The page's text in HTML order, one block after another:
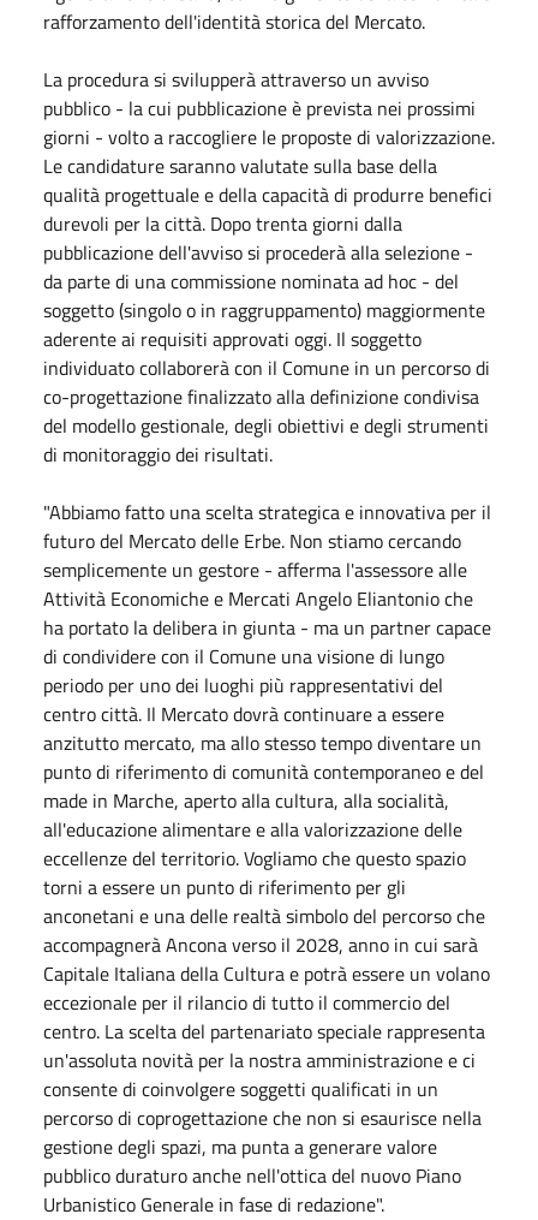
rafforzamento dell'identità storica del Mercato.
La procedura si svilupperà attraverso un avviso
pubblico - la cui pubblicazione è prevista nei prossimi
giorni - volto a raccogliere le proposte di valorizzazione.
Le candidature saranno valutate sulla base della
qualità progettuale e della capacità di produrre benefici
durevoli per la città. Dopo trenta giorni dalla
pubblicazione dell'avviso si procederà alla selezione -
da parte di una commissione nominata ad hoc - del
soggetto (singolo o in raggruppamento) maggiormente
aderente ai requisiti approvati oggi. Il soggetto
individuato collaborerà con il Comune in un percorso di
co-progettazione finalizzato alla definizione condivisa
del modello gestionale, degli obiettivi e degli strumenti
di monitoraggio dei risultati.
"Abbiamo fatto una scelta strategica e innovativa per il
futuro del Mercato delle Erbe. Non stiamo cercando
semplicemente un gestore - afferma l'assessore alle
Attività Economiche e Mercati Angelo Eliantonio che
ha portato la delibera in giunta - ma un partner capace
di condividere con il Comune una visione di lungo
periodo per uno dei luoghi più rappresentativi del
centro città. Il Mercato dovrà continuare a essere
anzitutto mercato, ma allo stesso tempo diventare un
punto di riferimento di comunità contemporaneo e del
made in Marche, aperto alla cultura, alla socialità,
all'educazione alimentare e alla valorizzazione delle
eccellenze del territorio. Vogliamo che questo spazio
torni a essere un punto di riferimento per gli
anconetani e una delle realtà simbolo del percorso che
accompagnerà Ancona verso il 2028, anno in cui sarà
Capitale Italiana della Cultura e potrà essere un volano
eccezionale per il rilancio di tutto il commercio del
centro. La scelta del partenariato speciale rappresenta
un'assoluta novità per la nostra amministrazione e ci
consente di coinvolgere soggetti qualificati in un
percorso di coprogettazione che non si esaurisce nella
gestione degli spazi, ma punta a generare valore
pubblico duraturo anche nell'ottica del nuovo Piano
Urbanistico Generale in fase di redazione".